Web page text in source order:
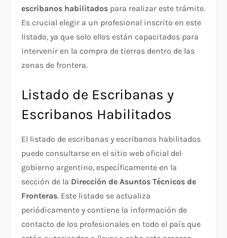
escribanos habilitados para realizar este trámite.
Es crucial elegir a un profesional inscrito en este
listado, ya que solo ellos están capacitados para
intervenir en la compra de tierras dentro de las
zonas de frontera.
Listado de Escribanas y
Escribanos Habilitados
El listado de escribanas y escribanos habilitados
puede consultarse en el sitio web oficial del
gobierno argentino, específicamente en la
sección de la Dirección de Asuntos Técnicos de
Fronteras. Este listado se actualiza
periódicamente y contiene la información de
contacto de los profesionales en todo el país que